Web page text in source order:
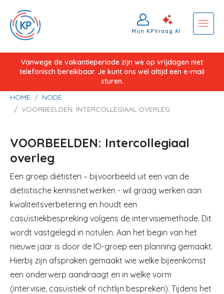
Overslaan
inhoud
Vanwege de vakantieperiode zijn we op vrijdagen niet
telefonisch bereikbaar. Je kunt ons wel altijd een e-mail
sturen.
Mijn KPVraag AI
Kruimelpad
HOME
NODE
VOORBEELDEN: INTERCOLLEGIAAL OVERLEG
VOORBEELDEN: Intercollegiaal
overleg
Een groep diëtisten – bijvoorbeeld uit een van de
diëtistische kennisnetwerken - wil graag werken aan
kwaliteitsverbetering en houdt een
casuïstiekbespreking volgens de intervisiemethode. Dit
wordt vastgelegd in notulen. Aan het begin van het
nieuwe jaar is door de IO-groep een planning gemaakt.
Hierbij zijn afspraken gemaakt wie welke bijeenkomst
een onderwerp aandraagt en in welke vorm
(intervisie, casuïstiek of richtlijn bespreken). Tijdens het